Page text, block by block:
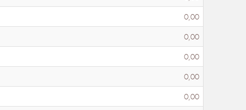
0,00
0,00
0,00
0,00
0,00